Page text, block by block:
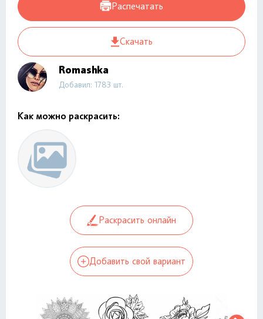
Распечатать
Скачать
Romashka
Добавил: 1783 шт.
Как можно раскрасить:
Раскрасить онлайн
Добавить свой вариант